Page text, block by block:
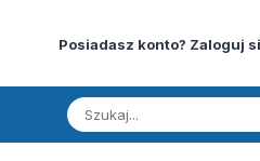
Posiadasz konto? Zaloguj